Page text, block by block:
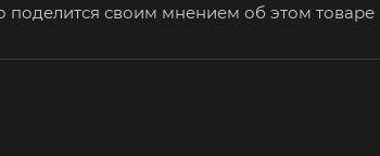
поделится своим мнением об этом товаре